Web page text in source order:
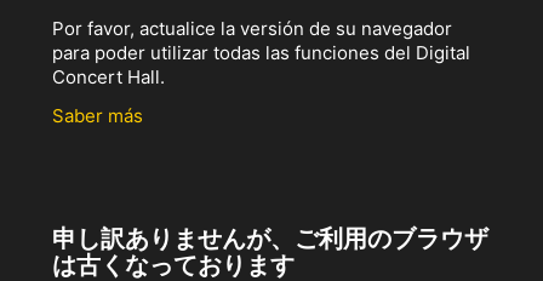
Por favor, actualice la versión de su navegador
para poder utilizar todas las funciones del Digital
Concert Hall.
Saber más
申し訳ありませんが、ご利用のブラウザ
は古くなっております